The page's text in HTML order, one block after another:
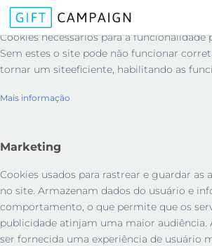
Essenciais
Cookies necessários para a funcionalidade
Sem estes o site pode não funcionar
tornar um siteeficiente, habilitando as
Mais informação
Marketing
Cookies usados ​​para rastrear e guardar as
no site. Armazenam dados do usuário e
comportamento, o que permite que os
publicidade atinjam uma maior audiência.
ser fornecida uma experiência de usuário